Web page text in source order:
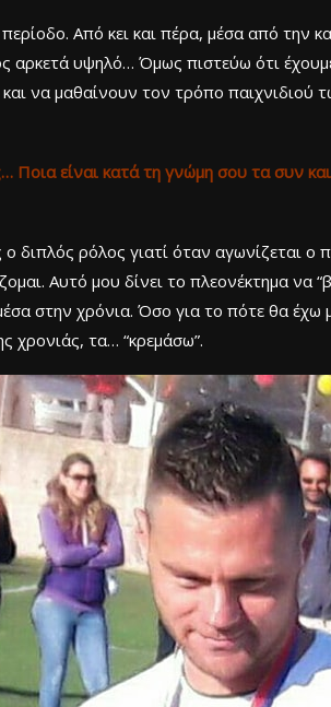
Από κει και πέρα, μέσα από την
αρκετά υψηλό… Όμως πιστεύω ότι
να μαθαίνουν τον τρόπο παιχνιδιού
Ποια είναι κατά τη γνώμη σου τα συν
ρόλος γιατί όταν αγωνίζεται
Αυτό μου δίνει το πλεονέκτημα να
στην χρόνια. Όσο για το πότε θα
χρονιάς, τα… “κρεμάσω”.